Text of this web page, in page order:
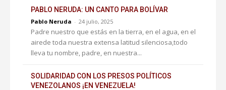
PABLO NERUDA: UN CANTO PARA BOLÍVAR
Pablo Neruda - 24 julio, 2025
Padre nuestro que estás en la tierra, en el agua, en el
airede toda nuestra extensa latitud silenciosa,todo
lleva tu nombre, padre, en nuestra...
SOLIDARIDAD CON LOS PRESOS POLÍTICOS
VENEZOLANOS ¡EN VENEZUELA!